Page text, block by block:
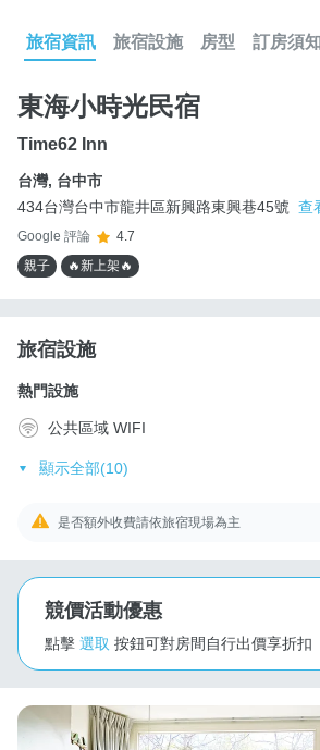
旅宿資訊 旅宿設施 房型 訂房須知
東海小時光民宿
Time62 Inn
台灣, 台中市
434台灣台中市龍井區新興路東興巷45號 查
Google 評論
4.7
親子
🔥新上架🔥
旅宿設施
熱門設施
公共區域 WIFI
顯示全部(10)
是否額外收費請依旅宿現場為主
競價活動優惠
點擊 選取 按鈕可對房間自行出價享折扣